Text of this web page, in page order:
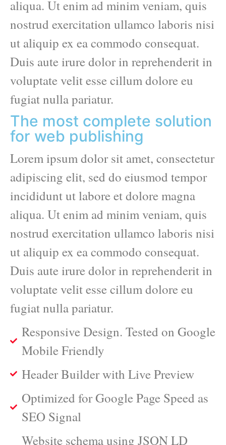
aliqua. Ut enim ad minim veniam, quis
nostrud exercitation ullamco laboris nisi
ut aliquip ex ea commodo consequat.
Duis aute irure dolor in reprehenderit in
voluptate velit esse cillum dolore eu
fugiat nulla pariatur.
The most complete solution
for web publishing
Lorem ipsum dolor sit amet, consectetur
adipiscing elit, sed do eiusmod tempor
incididunt ut labore et dolore magna
aliqua. Ut enim ad minim veniam, quis
nostrud exercitation ullamco laboris nisi
ut aliquip ex ea commodo consequat.
Duis aute irure dolor in reprehenderit in
voluptate velit esse cillum dolore eu
fugiat nulla pariatur.
Responsive Design. Tested on Google
Mobile Friendly
Header Builder with Live Preview
Optimized for Google Page Speed as
SEO Signal
Website schema using JSON LD